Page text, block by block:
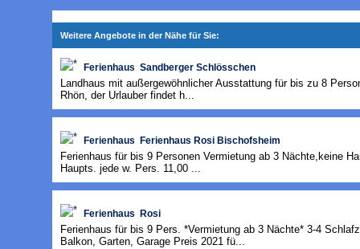
Weitere Angebote in der Nähe für Sie:
Ferienhaus Sandberger Schlösschen
Landhaus mit außergewöhnlicher Ausstattung für bis zu 8
Rhön, der Urlauber findet h...
Ferienhaus Ferienhaus Rosi Bischofsheim
Ferienhaus für bis 9 Personen Vermietung ab 3 Nächte,keine
Haupts. jede w. Pers. 11,00 ...
Ferienhaus Rosi
Ferienhaus für bis 9 Pers. *Vermietung ab 3 Nächte* 3-4
Balkon, Garten, Garage Preis 2021 fü...